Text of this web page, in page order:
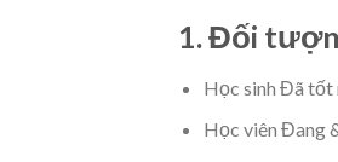
1. Đối
Học sinh Đã tốt
Học viên Đang